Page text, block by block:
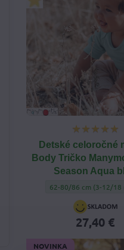
Detské celoročné
Body Tričko
Season Aqua
Detské celoročné
62-80/86 cm (3-12/18
27,40 €
NOVINKA